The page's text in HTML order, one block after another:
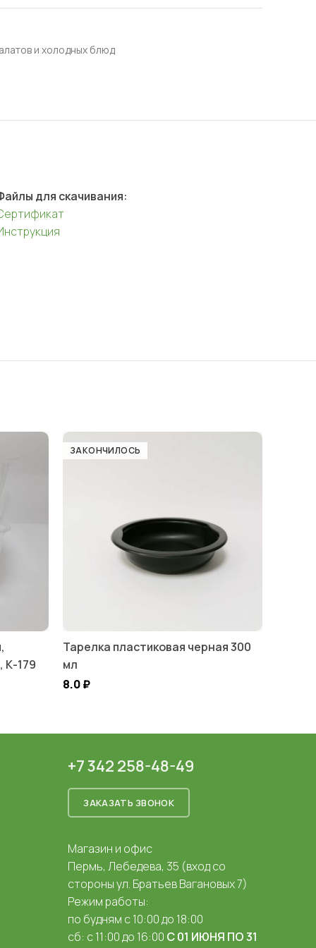
и холодных блюд
для скачивания:
К-179
ЗАКОНЧИЛОСЬ
Тарелка пластиковая черная 300
мл
8.0₽
+7 342 258-48-49
ЗАКАЗАТЬ ЗВОНОК
Магазин и офис
Пермь, Лебедева, 35 (вход со
стороны ул. Братьев Вагановых 7)
Режим работы:
по будням с 10:00 до 18:00
сб: с 11:00 до 16:00 С 01 ИЮНЯ ПО 31